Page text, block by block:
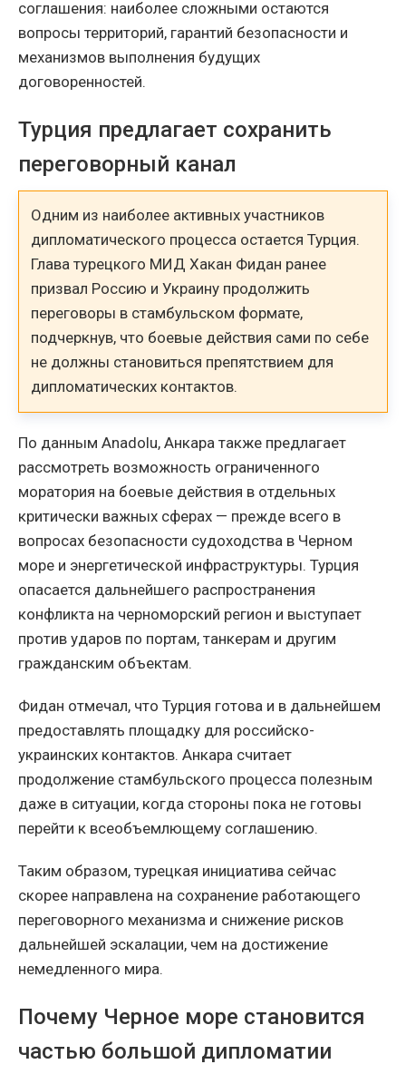
соглашения: наиболее сложными остаются
вопросы территорий, гарантий безопасности и
механизмов выполнения будущих
договоренностей.
Турция предлагает сохранить
переговорный канал
Одним из наиболее активных участников
дипломатического процесса остается Турция.
Глава турецкого МИД Хакан Фидан ранее
призвал Россию и Украину продолжить
переговоры в стамбульском формате,
подчеркнув, что боевые действия сами по себе
не должны становиться препятствием для
дипломатических контактов.
По данным Anadolu, Анкара также предлагает
рассмотреть возможность ограниченного
моратория на боевые действия в отдельных
критически важных сферах — прежде всего в
вопросах безопасности судоходства в Черном
море и энергетической инфраструктуры. Турция
опасается дальнейшего распространения
конфликта на черноморский регион и выступает
против ударов по портам, танкерам и другим
гражданским объектам.
Фидан отмечал, что Турция готова и в дальнейшем
предоставлять площадку для российско-
украинских контактов. Анкара считает
продолжение стамбульского процесса полезным
даже в ситуации, когда стороны пока не готовы
перейти к всеобъемлющему соглашению.
Таким образом, турецкая инициатива сейчас
скорее направлена на сохранение работающего
переговорного механизма и снижение рисков
дальнейшей эскалации, чем на достижение
немедленного мира.
Почему Черное море становится
частью большой дипломатии